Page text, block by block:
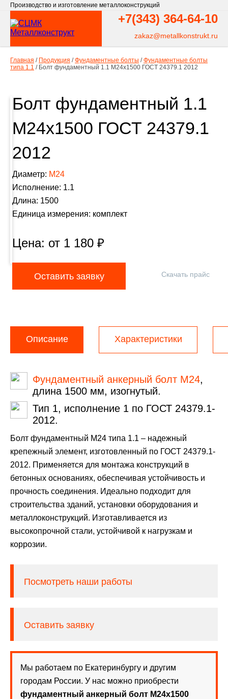
Производство и изготовление металлоконструкций
+7(343) 364-64-10
zakaz@metallkonstrukt.ru
Главная / Продукция / Фундаментные болты / Фундаментные болты
типа 1.1 / Болт фундаментный 1.1 М24х1500 ГОСТ 24379.1 2012
Болт фундаментный 1.1
М24х1500 ГОСТ 24379.1
2012
Диаметр: М24
Исполнение: 1.1
Длина: 1500
Единица измерения: комплект
Цена: от 1 180 ₽
Оставить заявку Скачать прайс
Описание Характеристики
Фундаментный анкерный болт М24,
длина 1500 мм, изогнутый.
Тип 1, исполнение 1 по ГОСТ 24379.1-
2012.
Болт фундаментный М24 типа 1.1 – надежный
крепежный элемент, изготовленный по ГОСТ 24379.1-
2012. Применяется для монтажа конструкций в
бетонных основаниях, обеспечивая устойчивость и
прочность соединения. Идеально подходит для
строительства зданий, установки оборудования и
металлоконструкций. Изготавливается из
высокопрочной стали, устойчивой к нагрузкам и
коррозии.
Посмотреть наши работы
Оставить заявку
Мы работаем по Екатеринбургу и другим
городам России. У нас можно приобрести
фундаментный анкерный болт М24х1500